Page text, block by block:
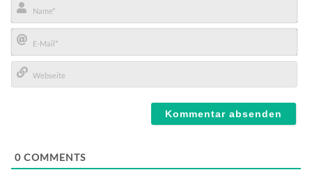
Name*
E-
Mail*
0 COMMENTS